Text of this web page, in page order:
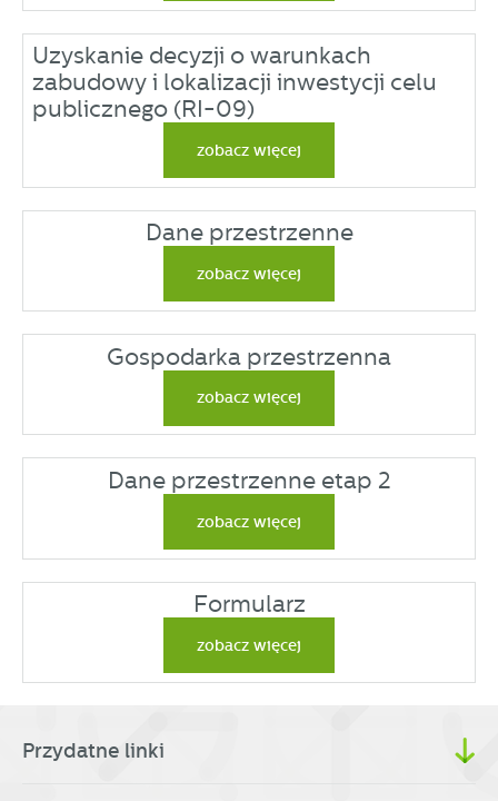
Uzyskanie decyzji o warunkach
zabudowy i lokalizacji inwestycji celu
publicznego (RI-09)
zobacz więcej
Dane przestrzenne
zobacz więcej
Gospodarka przestrzenna
zobacz więcej
Dane przestrzenne etap 2
zobacz więcej
Formularz
zobacz więcej
Przydatne linki